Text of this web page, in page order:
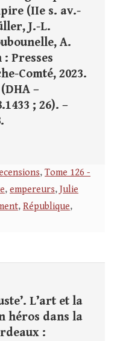
(IIe s. av.-
J.-L.
A.
: Presses
Comté, 2023.
–
; 26). –
, Tome 126 -
, empereurs, Julie
, République,
L’art et la
héros dans la
: